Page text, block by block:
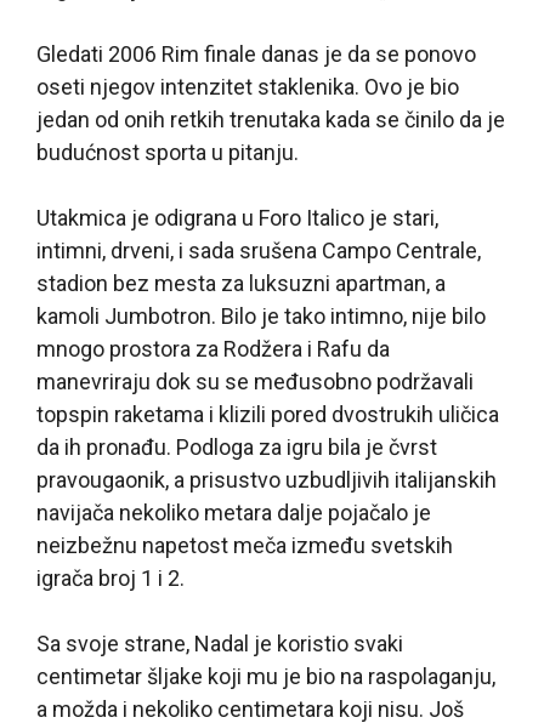
Gledati 2006 Rim finale danas je da se ponovo
oseti njegov intenzitet staklenika. Ovo je bio
jedan od onih retkih trenutaka kada se činilo da je
budućnost sporta u pitanju.
Utakmica je odigrana u Foro Italico je stari,
intimni, drveni, i sada srušena Campo Centrale,
stadion bez mesta za luksuzni apartman, a
kamoli Jumbotron. Bilo je tako intimno, nije bilo
mnogo prostora za Rodžera i Rafu da
manevriraju dok su se međusobno podržavali
topspin raketama i klizili pored dvostrukih uličica
da ih pronađu. Podloga za igru bila je čvrst
pravougaonik, a prisustvo uzbudljivih italijanskih
navijača nekoliko metara dalje pojačalo je
neizbežnu napetost meča između svetskih
igrača broj 1 i 2.
Sa svoje strane, Nadal je koristio svaki
centimetar šljake koji mu je bio na raspolaganju,
a možda i nekoliko centimetara koji nisu. Još